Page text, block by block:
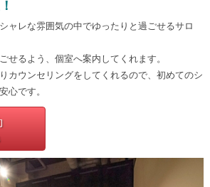
ャレな雰囲気の中でゆったりと過ごせるサロ
せるよう、個室へ案内してくれます。
カウンセリングをしてくれるので、初めてのシ
心です。